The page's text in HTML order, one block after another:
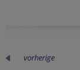
vorherige